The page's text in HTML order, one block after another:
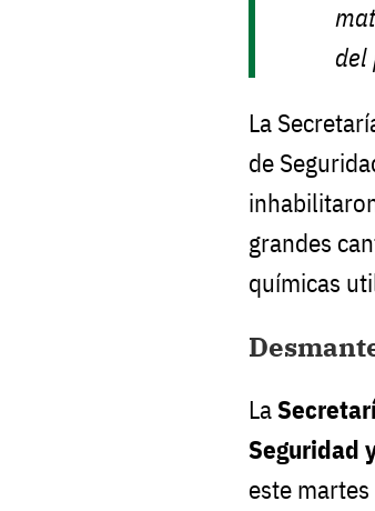
del
La
de
grandes
químicas
La
Seguridad
este